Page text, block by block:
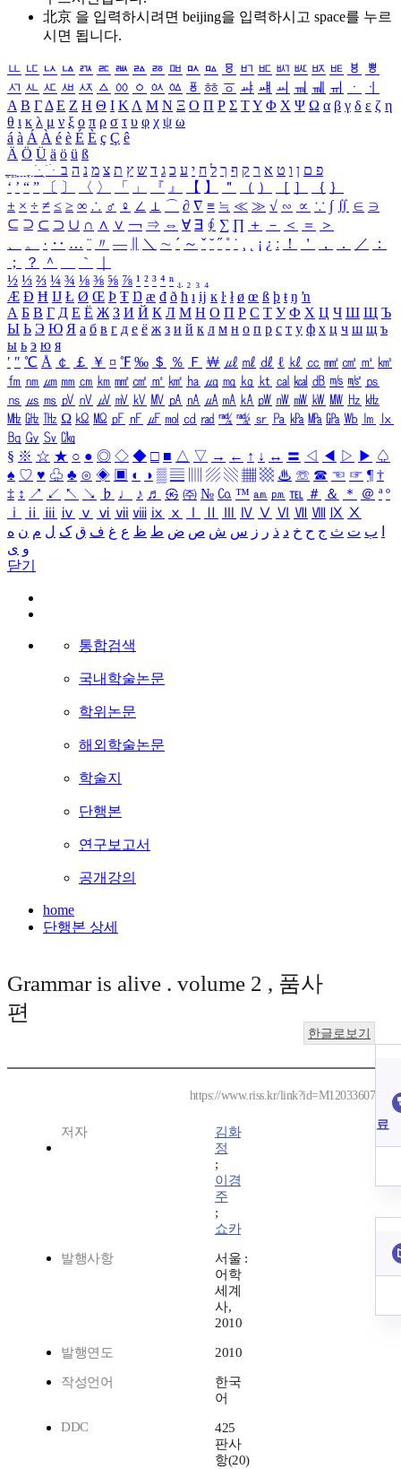
北京 을 입력하시려면 beijing을 입력하시고 space를 누르
시면 됩니다.
ㅥ ㅦ ㅧ ㅨ ㅩ ㅪ ㅫ ㅬ ㅭ ㅮ ㅯ ㅰ ㅱ ㅲ ㅳ ㅴ ㅵ ㅶ ㅷ ㅸ
ㅹ
ㅺ ㅻ ㅼ ㅽ ㅾ ㅿ ㆀ ㆁ ㆂ ㆃ ㆄ ㆅ ㆆ ㆇ ㆈ ㆉ ㆊ ㆋ ㆌ ㆍ
ㆎ
Α Β ΓΔ Ε Ζ Η Θ Ι ΚΛ Μ Ν Ξ Ο Π Ρ Σ ΤΥ Φ Χ Ψ Ω α β γ δ ε ζ η
θ ι κ λ μ ν ξ ο π ρ σ τ υ φ χ ψ ω
á à Á À é è É È ç Ç ê
Ä Ö Ü ä ö ü ß
ִֶֹ ֻּ ׁׂ פ ם ן ו ט א ר ק ף ך ל ח י ע כ ג ד ש ץ ת צ מ נ ה ב
‘ ’ “ ” 〔 〕 〈 〉 「 」 『 』 【 】 ＂ （ ） ［ ］ ｛ ｝
± × ÷ ≠ ≤ ≥ ∞ ∴ ♂ ♀ ∠ ⊥ ⌒ ∂ ∇ ≡ ≒ ≪ ≫ √ ∽ ∝ ∵ ∫ ∬ ∈ ∋
⊆ ⊇ ⊂ ⊃ ∪ ∩ ∧ ∨ ￢ ⇒ ⇔ ∀ ∃ ∮ ∑ ∏ ＋ － ＜ ＝
＞
、
。 · ‥ … ¨ 〃 ― ＼ ∼ ´ ～ ˇ ˘ ˝ ˚ ˙ ¸ ¡ ¿ ː ！ ＇ ， ． ／
：
；
？ ＾ ｀
½ ⅓ ⅔ ¼ ¾ ⅛ ⅜ ⅝ ⅞ ¹ ² ³ ⁴ ⁿ ₁ ₂ ₃ ₄
Æ Ð Ħ Ĳ Ł Ø Œ Þ Ŧ Ŋ æ đ ð ħ ı ĳ ĸ ŀ ł ø œ ß þ ŧ ŋ ŉ
А Б В Г Д Е Ё Ж З И Й К Л М Н О П Р С Т У Ф Х Ц Ч Ш Щ Ъ
Ы Ь Э Ю Я а б в г д е ё ж з и й к л м н о п р с т у ф х ц ч ш щ ъ
ы ь э ю я
′ ″ ℃ Å ￠ ￡ ￥ ¤ ℉ ‰ ＄ ％ Ｆ ￦ ㎕ ㎖ ㎗ ℓ ㎘ ㏄ ㎣ ㎤ ㎥ ㎦
㎙ ㎚ ㎛ ㎜ ㎝ ㎞ ㎟ ㎠ ㎡ ㎢ ㏊ ㎍ ㎎ ㎏ ㏏ ㎈ ㎉ ㏈ ㎧ ㎨ ㎰
㎱ ㎲ ㎳ ㎴ ㎵ ㎶ ㎷ ㎸ ㎹ ㎀ ㎁ ㎂ ㎃ ㎄ ㎺ ㎻ ㎽ ㎾ ㎿ ㎐ ㎑
㎒ ㎓ ㎔ Ω ㏀ ㏁ ㎊ ㎋ ㎌ ㏖ ㏅ ㎭ ㎮ ㎯ ㏛ ㎩ ㎪ ㎫ ㎬ ㏝ ㏐
㏓
㏃ ㏉ ㏜ ㏆
§ ※ ☆ ★ ○ ● ◎ ◇ ◆ □ ■ △ ▽ → ← ↑ ↓ ↔ 〓 ◁ ◀ ▷ ▶ ♤
♠ ♡ ♥ ♧ ♣ ⊙ ◈ ▣ ◐ ◑ ▒ ▤ ▨ ▧ ▦ ▩ ♨ ☏ ☎ ☜ ☞ ¶ †
‡ ↕ ↗ ↙ ↖ ↘ ♭ ♩ ♪ ♬ ㉿ ㈜ № ㏇ ™ ㏂ ㏘ ℡ ＃ ＆ ＊ ＠ ª º
ⅰ
ⅱ ⅲ ⅳ ⅴ ⅵ ⅶ ⅷ ⅸ ⅹ Ⅳ Ⅴ Ⅵ Ⅶ Ⅷ Ⅸ Ⅹ
ب ت ث ج ح خ د ذ ر ز س ش ص ض ط ظ ع غ ف ق ک ل م ن ه
و ی
닫기
통합검색
국내학술논문
학위논문
해외학술논문
학술지
단행본
연구보고서
공개강의
home
단행본 상세
Grammar is alive . volume 2 , 품사
편
한글로보기
https://www.riss.kr/link?id=M12033607
저자
김화
정
;
이경
주
;
쇼카
발행사항
서울 :
어학
세계
사,
2010
발행연도 2010
작성언어
한국
어
DDC
425
판사
항(20)
료